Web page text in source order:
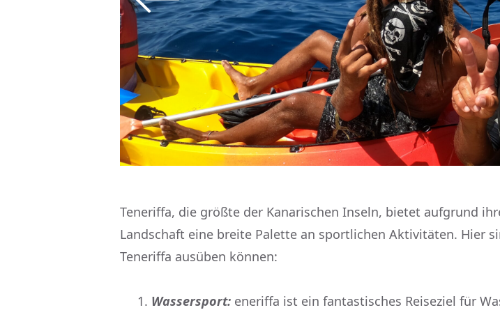
Teneriffa, die größte der Kanarischen Inseln, bietet aufgrund
Landschaft eine breite Palette an sportlichen Aktivitäten. Hier
Teneriffa ausüben können:
Wassersport: eneriffa ist ein fantastisches Reiseziel für